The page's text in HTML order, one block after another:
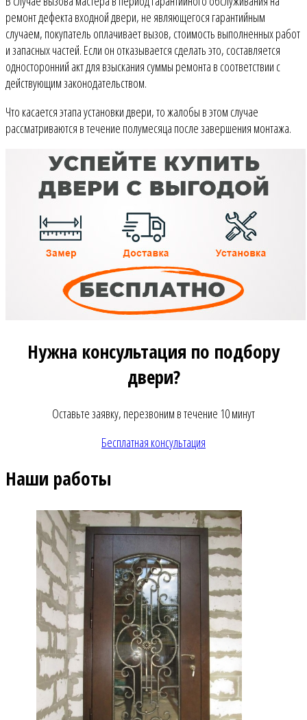
ремонт дефекта входной двери, не являющегося гарантийным
случаем, покупатель оплачивает вызов, стоимость выполненных работ
и запасных частей. Если он отказывается сделать это, составляется
односторонний акт для взыскания суммы ремонта в соответствии с
действующим законодательством.
Что касается этапа установки двери, то жалобы в этом случае
рассматриваются в течение полумесяца после завершения монтажа.
Нужна консультация по подбору
двери?
Оставьте заявку, перезвоним в течение 10 минут
Бесплатная консультация
Наши работы